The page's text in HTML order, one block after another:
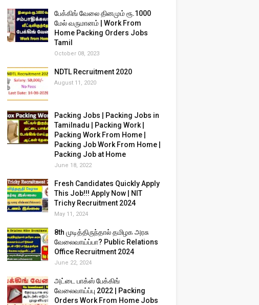
பேக்கிங் வேலை தினமும் ரூ.1000
மேல் வருமானம் | Work From
Home Packing Orders Jobs
Tamil
October 08, 2023
NDTL Recruitment 2020
August 11, 2020
Packing Jobs | Packing Jobs in
Tamilnadu | Packing Work |
Packing Work From Home |
Packing Job Work From Home |
Packing Job at Home
June 18, 2022
Fresh Candidates Quickly Apply
This Job!!! Apply Now | NIT
Trichy Recruitment 2024
May 11, 2024
8th முடித்திருந்தால் தமிழக அரசு
வேலைவாய்ப்பா? Public Relations
Office Recruitment 2024
June 22, 2024
அட்டை பாக்ஸ் பேக்கிங்
வேலைவாய்ப்பு 2022 | Packing
Orders Work From Home Jobs